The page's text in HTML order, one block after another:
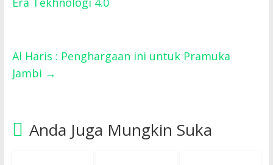
Al Haris : Penghargaan ini untuk Pramuka
Jambi →
Anda Juga Mungkin Suka